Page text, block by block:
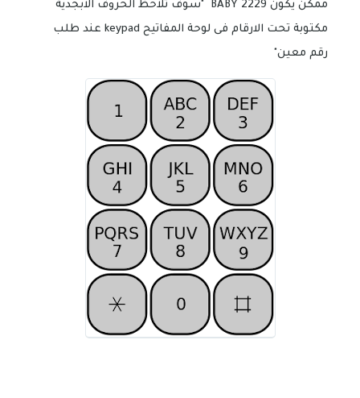
ممكن يكون BABY 2229 "سوف تلاحظ الحروف الابجدية
مكتوبة تحت الارقام فى لوحة المفاتيح keypad عند طلب
رقم معين"